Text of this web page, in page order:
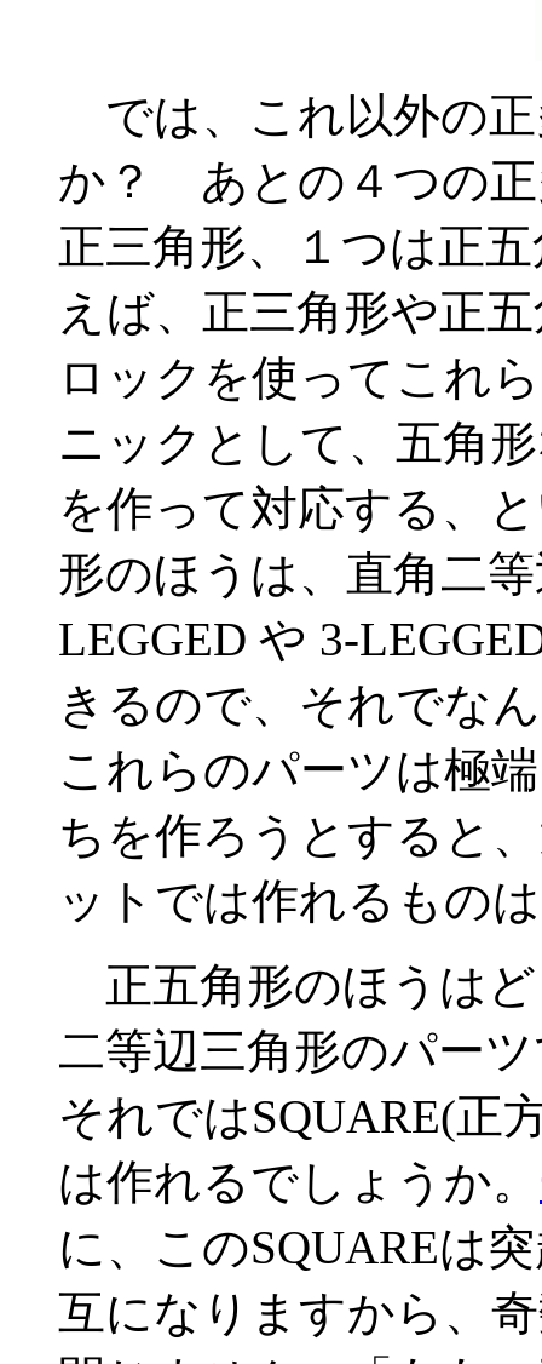
では、これ以外の
か？ あとの４つの正
正三角形、１つは正
えば、正三角形や正
ロックを使ってこれ
ニックとして、五角
を作って対応する、
形のほうは、直角二
LEGGED や 3-
きるので、それでな
これらのパーツは極
ちを作ろうとすると
ットでは作れるもの
正五角形のほうは
二等辺三角形のパー
それではSQUARE(正
は作れるでしょうか。
に、このSQUAREは
互になりますから、